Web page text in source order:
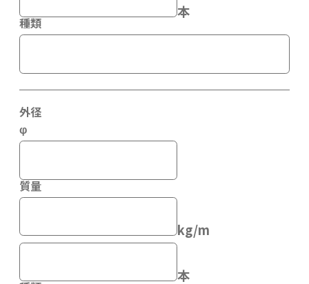
本
種類
外径
φ
質量
kg/m
本